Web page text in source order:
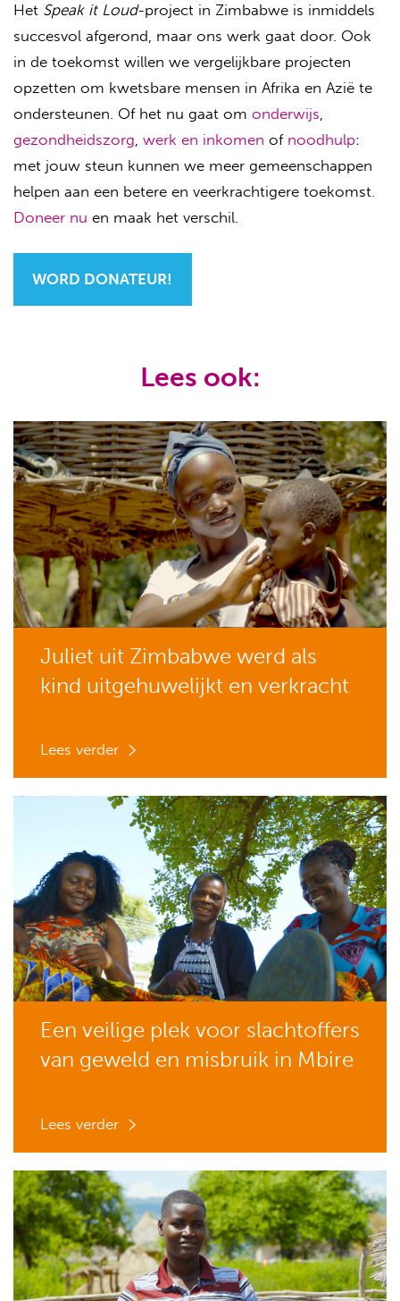
Het Speak it Loud-project in Zimbabwe is inmiddels
succesvol afgerond, maar ons werk gaat door. Ook
in de toekomst willen we vergelijkbare projecten
opzetten om kwetsbare mensen in Afrika en Azië te
ondersteunen. Of het nu gaat om onderwijs,
gezondheidszorg, werk en inkomen of noodhulp:
met jouw steun kunnen we meer gemeenschappen
helpen aan een betere en veerkrachtigere toekomst.
Doneer nu en maak het verschil.
WORD DONATEUR!
Lees ook:
Juliet uit Zimbabwe werd als
kind uitgehuwelijkt en verkracht
Lees verder
Een veilige plek voor slachtoffers
van geweld en misbruik in Mbire
Lees verder